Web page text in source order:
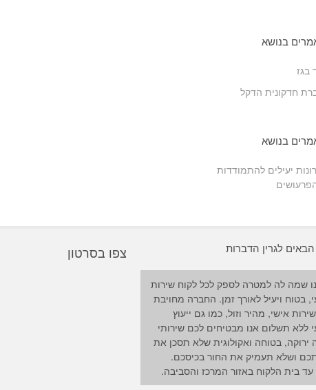
בנושא
בגז
חדקונית הדקל
בנושא
יעילים להתמודדות
לגרין הדברות
שמה לה למטרה לספק לכל לקוח שירות
בטוח ויעיל לאורך זמן. החברה מחויבת
אישי, מהיר וזול, כמו גם ייעוץ
ללא תשלום אנו מבטיחים לכם שירותי
ירוקה, בטוחה ואקולוגית שלא תסכן את
ושלא תעמיק את החור בכיסכם.
עד בית הלקוח באזור המרכז והסביבה.
צפו בסרטון